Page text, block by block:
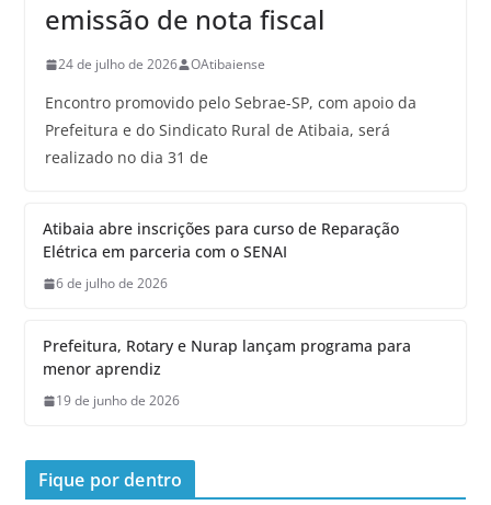
emissão de nota fiscal
24 de julho de 2026 OAtibaiense
Encontro promovido pelo Sebrae-SP, com apoio da
Prefeitura e do Sindicato Rural de Atibaia, será
realizado no dia 31 de
Atibaia abre inscrições para curso de Reparação
Elétrica em parceria com o SENAI
6 de julho de 2026
Prefeitura, Rotary e Nurap lançam programa para
menor aprendiz
19 de junho de 2026
Fique por dentro